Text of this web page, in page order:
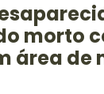
morto
área de